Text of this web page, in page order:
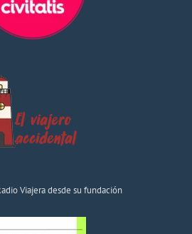
Viajera desde su fundación